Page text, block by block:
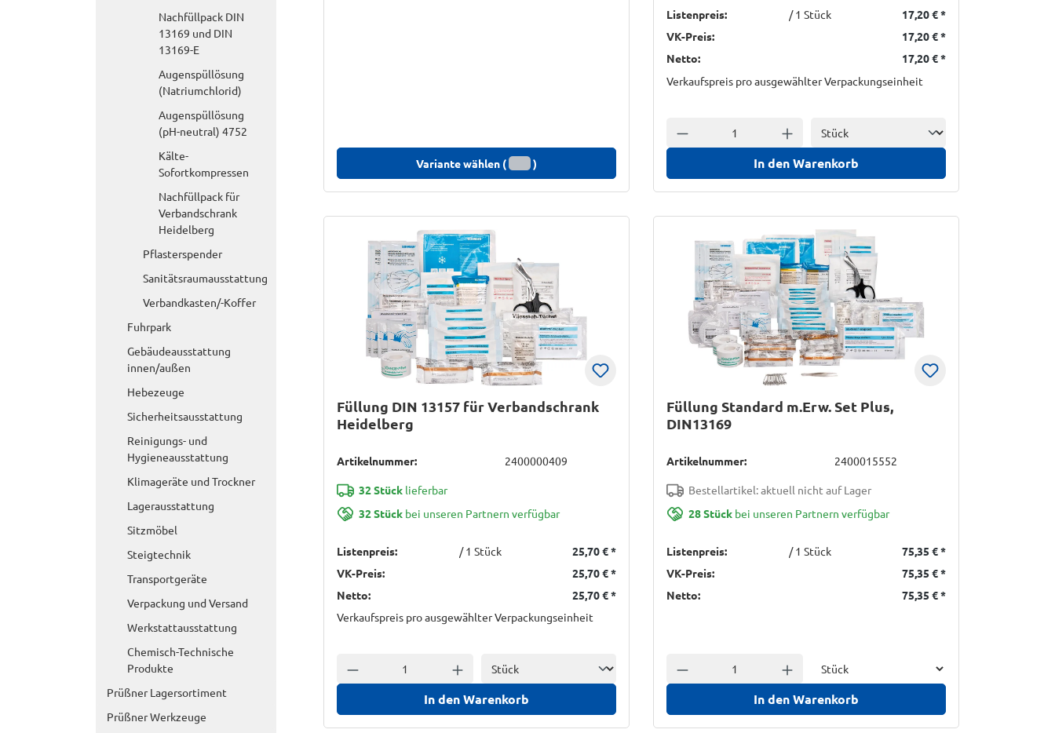
Nachfüllpack DIN
13169 und DIN
13169-E
Augenspüllösung
(Natriumchlorid)
Augenspüllösung
(pH-neutral) 4752
Kälte-
Sofortkompressen
Nachfüllpack für
Verbandschrank
Heidelberg
Pflasterspender
Sanitätsraumausstattung
Verbandkasten/-Koffer
Fuhrpark
Gebäudeausstattung
innen/außen
Hebezeuge
Sicherheitsausstattung
Reinigungs- und
Hygieneausstattung
Klimageräte und Trockner
Lagerausstattung
Sitzmöbel
Steigtechnik
Transportgeräte
Verpackung und Versand
Werkstattausstattung
Chemisch-Technische
Produkte
Prüßner Lagersortiment
Prüßner Werkzeuge
Variante wählen ( )
Listenpreis: / 1 Stück 17,20 €*
VK-Preis:
17,20 €*
Netto:
17,20 €*
Verkaufspreis pro ausgewählter Verpackungseinheit
Anzahl verringern Anzahl erhöhen
In den Warenkorb
Füllung DIN 13157 für Verbandschrank
Heidelberg
Artikelnummer: 2400000409
32 Stück lieferbar
32 Stück bei unseren Partnern verfügbar
Listenpreis: / 1 Stück 25,70 €*
VK-Preis:
25,70 €*
Netto:
25,70 €*
Verkaufspreis pro ausgewählter Verpackungseinheit
Anzahl verringern Anzahl erhöhen
In den Warenkorb
Füllung Standard m.Erw. Set Plus,
DIN13169
Artikelnummer: 2400015552
Bestellartikel: aktuell nicht auf Lager
28 Stück bei unseren Partnern verfügbar
Listenpreis: / 1 Stück 75,35 €*
VK-Preis:
75,35 €*
Netto:
75,35 €*
Anzahl verringern Anzahl erhöhen
In den Warenkorb